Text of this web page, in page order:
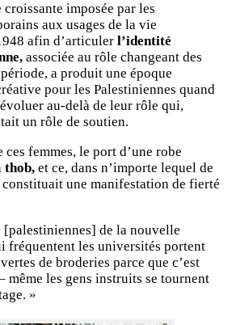
croissante imposée par les
aux usages de la vie
afin d’articuler l’identité
associée au rôle changeant des
a produit une époque
pour les Palestiniennes quand
au-delà de leur rôle qui,
un rôle de soutien.
ces femmes, le port d’une robe
thob, et ce, dans n’importe lequel de
une manifestation de fierté
[palestiniennes] de la nouvelle
fréquentent les universités portent
de broderies parce que c’est
même les gens instruits se tournent
»